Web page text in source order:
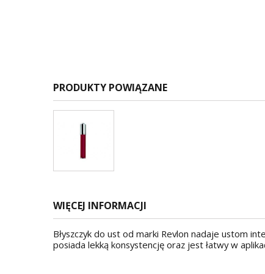
PRODUKTY POWIĄZANE
WIĘCEJ INFORMACJI
Błyszczyk do ust od marki Revlon nadaje ustom
posiada lekką konsystencję oraz jest łatwy w